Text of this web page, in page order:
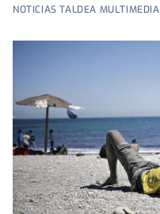
NOTICIAS TALDEA MULTIMEDIA